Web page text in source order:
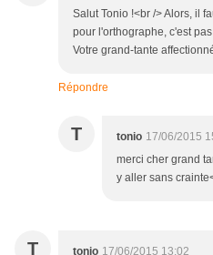
Salut Tonio !<br /> Alors, il
pour l'orthographe, c'est
Votre grand-tante
Répondre
T tonio 17/06/2015
merci cher grand
y aller sans
T tonio 17/06/2015 13:02